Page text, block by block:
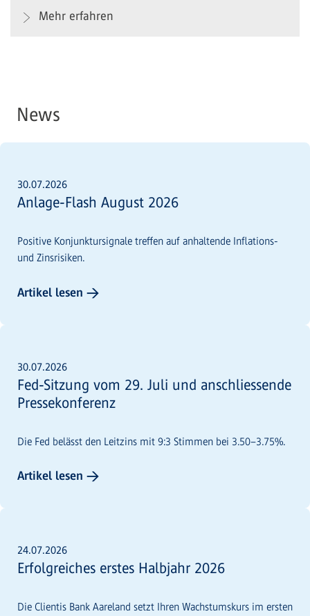
Mehr erfahren
News
30.07.2026
Anlage-Flash August 2026
Positive Konjunktursignale treffen auf anhaltende Inflations-
und Zinsrisiken.
Artikel lesen →
30.07.2026
Fed-Sitzung vom 29. Juli und anschliessende
Pressekonferenz
Die Fed belässt den Leitzins mit 9:3 Stimmen bei 3.50–3.75%.
Artikel lesen →
24.07.2026
Erfolgreiches erstes Halbjahr 2026
Die Clientis Bank Aareland setzt Ihren Wachstumskurs im ersten